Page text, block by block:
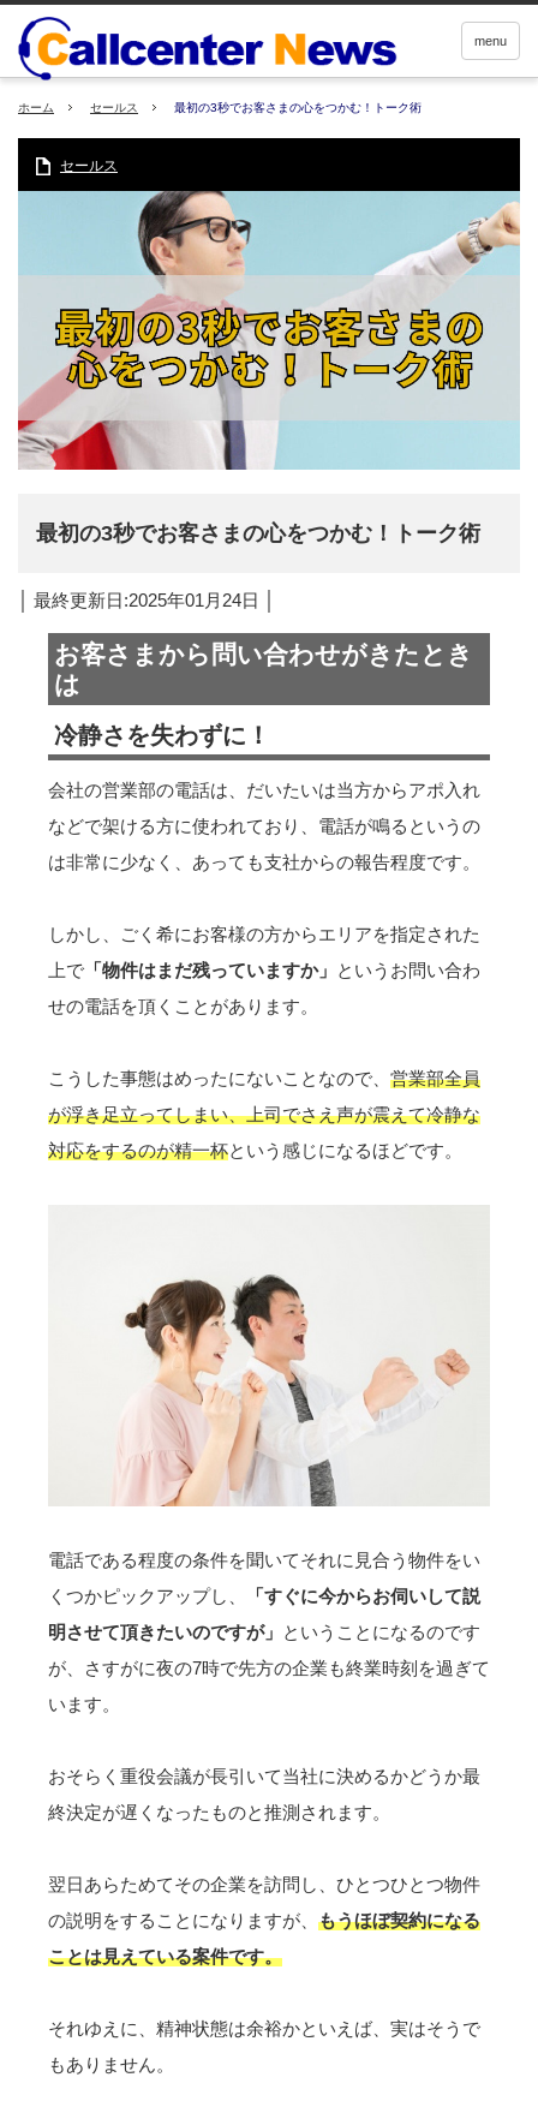
menu
ホーム セールス 最初の3秒でお客さまの心をつかむ！トーク術
セールス
最初の3秒でお客さまの心をつかむ！トーク術
│ 最終更新日:2025年01月24日 │
お客さまから問い合わせがきたとき
は
冷静さを失わずに！
会社の営業部の電話は、だいたいは当方からアポ入れ
などで架ける方に使われており、電話が鳴るというの
は非常に少なく、あっても支社からの報告程度です。
しかし、ごく希にお客様の方からエリアを指定された
上で 「物件はまだ残っていますか」 というお問い合わ
せの電話を頂くことがあります。
こうした事態はめったにないことなので、 営業部全員
が浮き足立ってしまい、上司でさえ声が震えて冷静な
対応をするのが精一杯という感じになるほどです。
電話である程度の条件を聞いてそれに見合う物件をい
くつかピックアップし、
「すぐに今からお伺いして説
明させて頂きたいのですが」 ということになるのです
が、さすがに夜の7時で先方の企業も終業時刻を過ぎて
います。
おそらく重役会議が長引いて当社に決めるかどうか最
終決定が遅くなったものと推測されます。
翌日あらためてその企業を訪問し、ひとつひとつ物件
の説明をすることになりますが、 もうほぼ契約になる
ことは見えている案件です。
それゆえに、精神状態は余裕かといえば、実はそうで
もありません。